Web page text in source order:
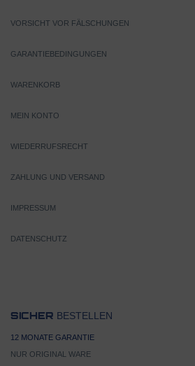
VORSICHT VOR FÄLSCHUNGEN
GARANTIEBEDINGUNGEN
WARENKORB
MEIN KONTO
WIEDERRUFSRECHT
ZAHLUNG UND VERSAND
IMPRESSUM
DATENSCHUTZ
SICHER BESTELLEN
12 MONATE GARANTIE
NUR ORIGINAL WARE